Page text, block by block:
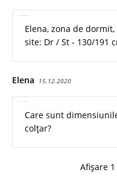
Elena, zona de
site: Dr / St - 130/191
Elena 15.12.2020
Care sunt
colțar?
Afișare